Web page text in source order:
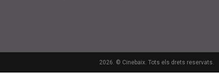
2026. © Cinebaix. Tots els drets reservats.